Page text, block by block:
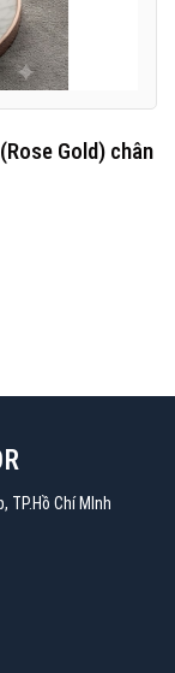
Gold) chân
TP.Hồ Chí MInh